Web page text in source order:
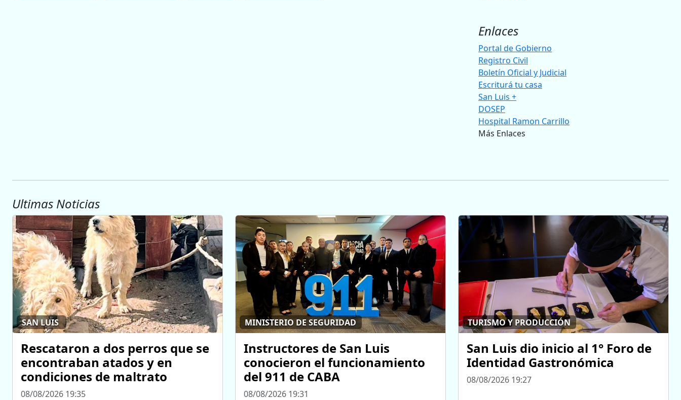
Enlaces
Portal de Gobierno
Registro Civil
Boletín Oficial y Judicial
Escriturá tu casa
San Luis +
DOSEP
Hospital Ramon Carrillo
Más Enlaces
Ultimas Noticias
SAN LUIS
Rescataron a dos perros que se
encontraban atados y en
condiciones de maltrato
08/08/2026 19:35
MINISTERIO DE SEGURIDAD
Instructores de San Luis
conocieron el funcionamiento
del 911 de CABA
08/08/2026 19:31
TURISMO Y PRODUCCIÓN
San Luis dio inicio al 1° Foro de
Identidad Gastronómica
08/08/2026 19:27